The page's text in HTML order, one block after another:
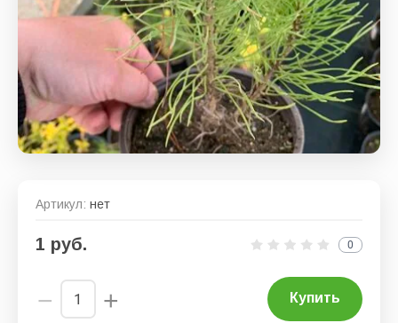
Артикул: нет
1 руб. 0
− + Купить